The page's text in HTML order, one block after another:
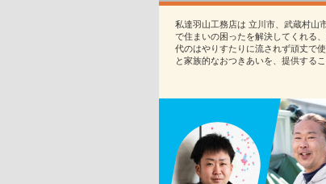
私達羽山工務店は 立川市、武蔵村山
で住まいの困ったを解決してくれる
代のはやりすたりに流されず頑丈で
と家族的なおつきあいを、提供する